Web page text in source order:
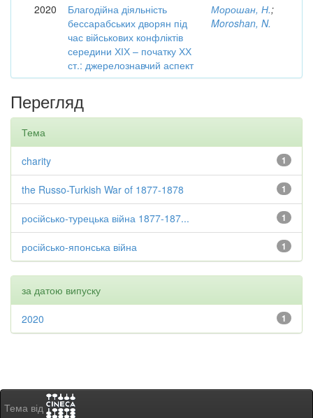
2020
Благодійна діяльність
бессарабських дворян під
час військових конфліктів
середини ХІХ – початку ХХ
ст.: джерелознавчий аспект
Морошан, Н.;
Moroshan, N.
Перегляд
Тема
1
charity
1
the Russo-Turkish War of 1877-1878
1
російсько-турецька війна 1877-187...
1
російсько-японська війна
за датою випуску
1
2020
Тема від